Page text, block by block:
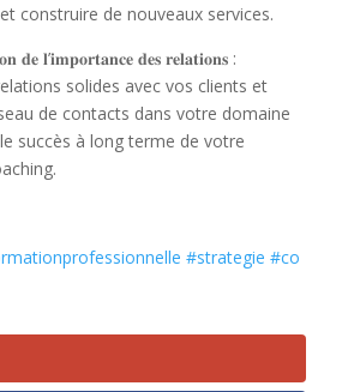
construire de nouveaux services.
𝐝𝐞 𝐥’𝐢𝐦𝐩𝐨𝐫𝐭𝐚𝐧𝐜𝐞 𝐝𝐞𝐬 𝐫𝐞𝐥𝐚𝐭𝐢𝐨𝐧𝐬 :
solides avec vos clients et
de contacts dans votre domaine
succès à long terme de votre
#strategie #co